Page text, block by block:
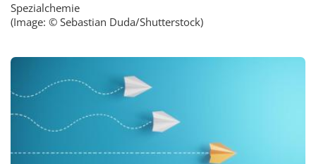
Spezialchemie
(Image: © Sebastian Duda/Shutterstock)